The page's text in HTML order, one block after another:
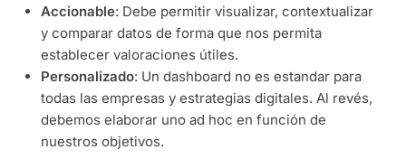
Accionable: Debe permitir visualizar, contextualizar
y comparar datos de forma que nos permita
establecer valoraciones útiles.
Personalizado: Un dashboard no es estandar para
todas las empresas y estrategias digitales. Al revés,
debemos elaborar uno ad hoc en función de
nuestros objetivos.